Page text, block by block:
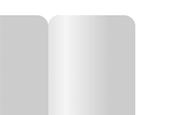
com areia é indicado para o